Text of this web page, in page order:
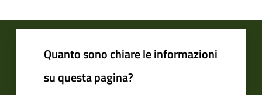
Quanto sono chiare le informazioni
su questa pagina?